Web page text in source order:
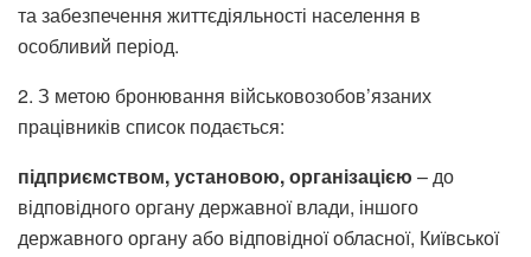
та забезпечення життєдіяльності населення в
особливий період.
2. З метою бронювання військовозобов’язаних
працівників список подається:
підприємством, установою, організацією – до
відповідного органу державної влади, іншого
державного органу або відповідної обласної, Київської